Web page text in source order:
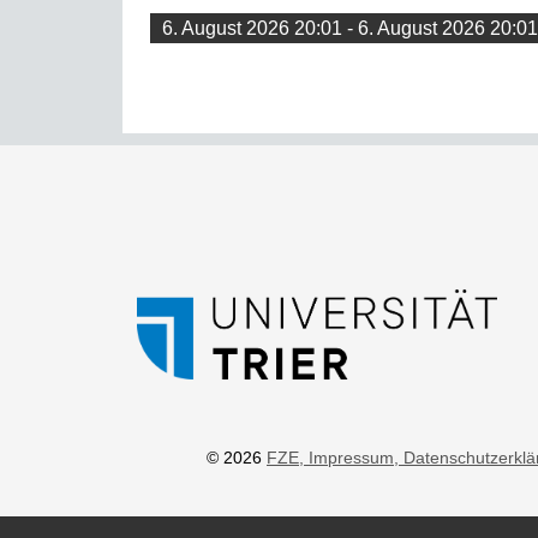
6. August 2026 20:01 - 6. August 2026 20:01
© 2026 FZE , Impressum ,